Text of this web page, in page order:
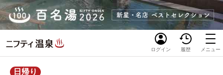
ログイン 履歴 メニュー
日帰り